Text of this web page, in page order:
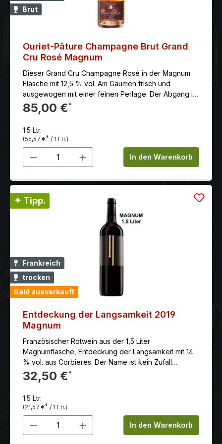
Ihnen in kürzester Zeit gelungen, zur renomiereten
Spitze in der Toskana aufzusteigen.
Brut
Ouriet-Pâture Champagne Brut Grand
Cru Rosé Magnum
Dieser Grand Cru Champagne Rosé in der Magnum
Flasche mit 12,5 % vol. Am Gaumen frisch und
ausgewogen mit einer feinen Perlage. Der Abgang ist
lang und elegant. Erinnert besonders an rote frische
Himbeeren und Kirschen.
85,00 €*
1.5 Ltr.
(56,67 €* / 1 Ltr.)
Produkt Anzahl: Gib denIn den Warenkorb
✦ Tipp.
Frankreich
trocken
Bald ausverkauft
Entdeckung der Langsamkeit 2019
Magnum
Französischer Rotwein aus der 1,5 Liter
Magnumflasche, Entdeckung der Langsamkeit mit 14
% vol. aus Corbieres. Der Name ist kein Zufall
sondern Programm: Die Langsamkeit ein
entscheidender Faktor für die Erzeugung eines
ausdrucksstarker Wein, geschaffen für den
langsamen Genuss. Unser Weinbau ist Nachhaltig.
Unsere Trauben sind ausschließlich von Hand
gelesen. Sie stammen von bis zu 80 Jahre alten
32,50 €*
1.5 Ltr.
(21,67 €* / 1 Ltr.)
Produkt Anzahl: Gib denIn den Warenkorb